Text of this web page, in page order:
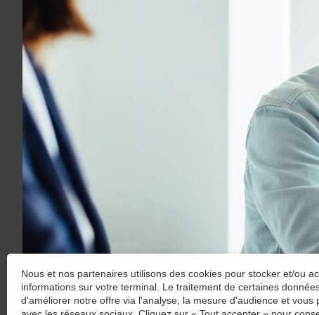
Nous et nos partenaires utilisons des cookies pour stocker et/ou
informations sur votre terminal. Le traitement de certaines
d'améliorer notre offre via l'analyse, la mesure d'audience et vous